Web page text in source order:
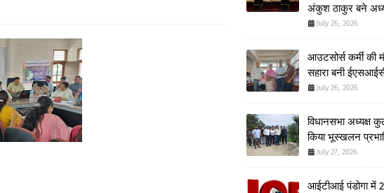
अंकुश ठाकुर बने
July 26, 2026
आउटसोर्स कर्मी की
सहारा बनी
July 26, 2026
विधानसभा अध्यक्ष
किया भूस्खलन
July 27, 2026
आईटीआई पंडोगा में